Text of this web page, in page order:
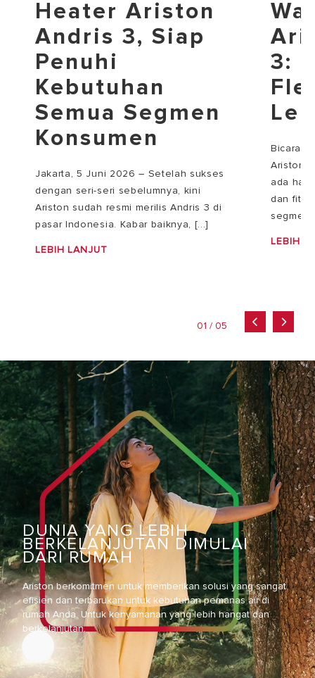
Heater Ariston
Andris 3, Siap
Penuhi
Kebutuhan
Semua Segmen
Konsumen
Jakarta, 5 Juni 2026 – Setelah sukses
dengan seri-seri sebelumnya, kini
Ariston sudah resmi merilis Andris 3 di
pasar Indonesia. Kabar baiknya, [...]
LEBIH LANJUT
3:
Bicara
Ariston
ada
dan
LEBIH
01 / 05
DUNIA YANG LEBIH
BERKELANJUTAN DIMULAI
DARI RUMAH
Ariston berkomitmen untuk memberikan solusi yang sangat
efisien dan terbarukan untuk kebutuhan pemanas air di
rumah Anda. Untuk kenyamanan yang lebih hangat dan
berkelanjutan.